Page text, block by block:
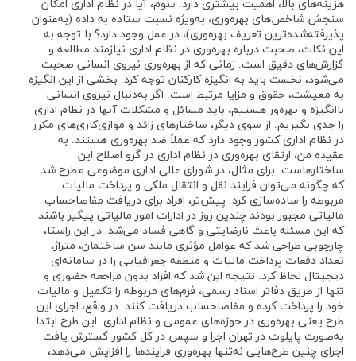
هزینه‌های بالا، اهمیت بیشتری دارد. سوم، آیا در نظام اداری امکان
سنجش شاخص‌های بهره‌وری، به‌ویژه نسبت ستاده به داده (به‌عنوان
پذیرفته‌شده‌ترین تعریف بهره‌وری)، در عمل وجود دارد؟ با توجه به
این نکات، صحبت درباره بهره‌وری در نظام اداری نیازمند مطالعه و
گزارش‌های دقیق است. زمانی که از بهره‌وری نیروی انسانی صحبت
می‌شود، نخست باید به انگیزه کارکنان توجه کرد. بخشی از این انگیزه
به معیشت، حقوق و مزایا مرتبط است. اگر به‌دنبال نیروی انسانی
باانگیزه و بهره‌ور هستیم، باید مسائل و مشکلات آنها در نظام اداری
را جدی بگیریم. از سوی دیگر، ساختارهای زائد و موازی‌کاری‌های مکرر
در نظام اداری کشور وجود دارد که عملاً ضد بهره‌وری هستند. به
عقیده من، ارتقای بهره‌وری در نظام اداری در گرو اصلاح این
ساختارهاست. برای مثال، در شورای عالی اداری موضوعی مطرح شد
که چگونه می‌توان فرایند نقل و انتقال ملکی و پرداخت مالیات
مربوطه را ساده‌سازی کرد. پیش‌تر، افراد برای دریافت مفاصاحساب
مالیاتی مجبور بودند چندین روز در ادارات امور مالیاتی پیگیر باشند
که این مسئله باعث نارضایتی و گاهی فساد می‌شد. در این راستا،
چارچوبی طراحی شد که عوامل مؤثری مانند سن ساختمان، متراژ،
تعداد دفعات پرداخت مالیات و منطقه جغرافیایی را در سامانه‌ای
دیجیتال لحاظ کرد. نتیجه این شد که افراد بدون مراجعه حضوری و
تنها از طریق دفاتر اسناد رسمی، فرم‌های مربوطه را تکمیل و مالیات
خود را پرداخت کرده و مفاصاحساب دریافت کنند. در واقع، اجرای این
طرح یعنی بهره‌وری در حوزه‌های عمومی و نظام اداری. این طرح ابتدا
به‌صورت پایلوت در تهران اجرا و سپس در کل کشور گسترش یافت.
اجرای چنین طرح‌هایی نه‌تنها بهره‌وری فرایندها را افزایش می‌دهد،